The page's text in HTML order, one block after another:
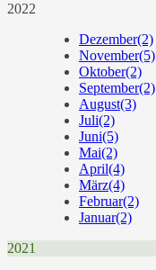
2022
Dezember(2)
November(5)
Oktober(2)
September(2)
August(3)
Juli(2)
Juni(5)
Mai(2)
April(4)
März(4)
Februar(2)
Januar(2)
2021